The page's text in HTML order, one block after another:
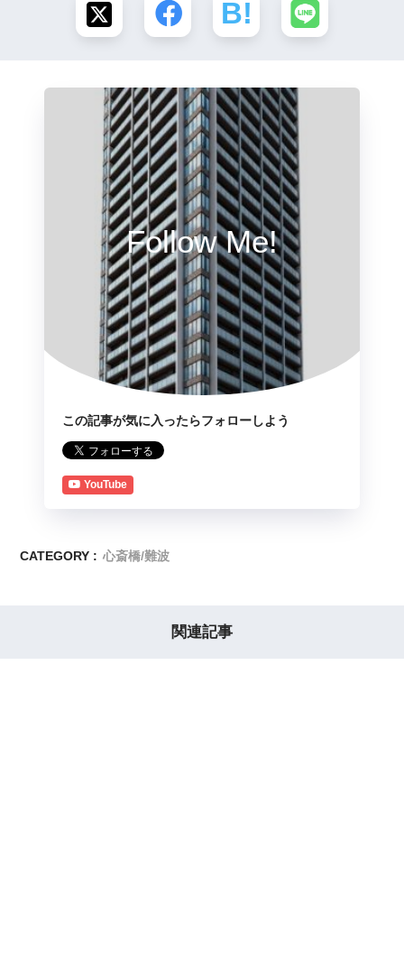
Follow Me!
この記事が気に入ったらフォローしよう
YouTube
CATEGORY : 心斎橋/難波
関連記事